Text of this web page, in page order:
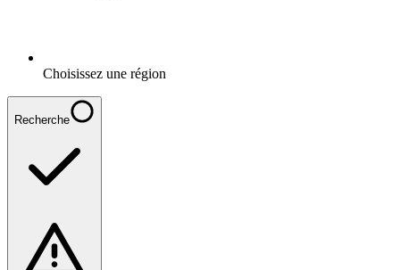
Choisissez une région
Recherche